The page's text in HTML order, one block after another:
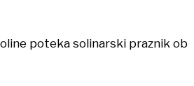
poteka solinarski praznik ob